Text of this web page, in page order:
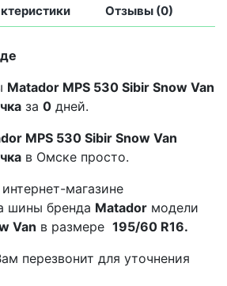
Отзывы (0)
Matador MPS 530 Sibir Snow Van
за 0 дней.
MPS 530 Sibir Snow Van
в Омске просто.
магазине
шины бренда Matador модели
Van в размере 195/60 R16.
перезвонит для уточнения